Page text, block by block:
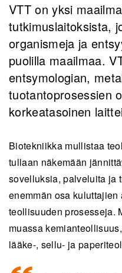
VTT on yksi
tutkimuslaitoksista,
organismeja ja
puolilla maailmaa.
entsymologian,
tuotantoprosessien
korkeatasoinen
Biotekniikka mullistaa
tullaan näkemään
sovelluksia, palveluita ja
enemmän osa
teollisuuden prosesseja.
muassa
lääke-, sellu- ja